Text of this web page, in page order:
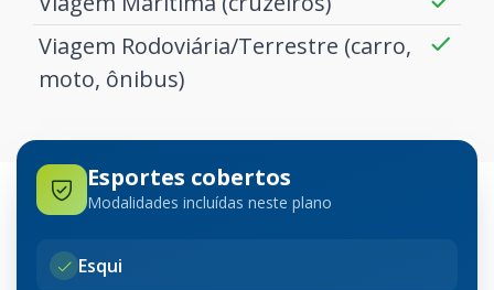
Viagem Rodoviária/Terrestre (carro,
moto, ônibus)
Esportes cobertos
Modalidades incluídas neste plano
Esqui